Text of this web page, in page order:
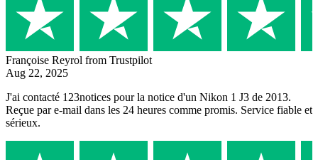
Françoise Reyrol from Trustpilot
Aug 22, 2025
J'ai contacté 123notices pour la notice d'un Nikon 1 J3 de 2013.
Reçue par e-mail dans les 24 heures comme promis. Service fiable et
sérieux.